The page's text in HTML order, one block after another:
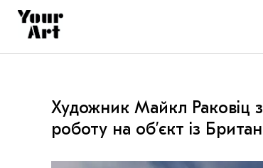
Художник Майкл Раковіц
роботу на обʼєкт із